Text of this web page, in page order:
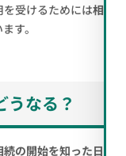
受けるためには相
す。
うなる？
続の開始を知った日